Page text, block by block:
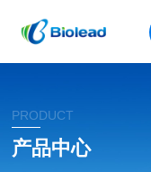
PRODUCT
产品中心